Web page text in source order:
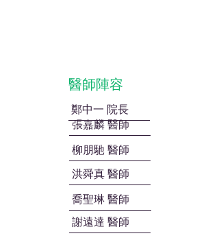
醫師陣容
鄭中一 院長
張嘉麟 醫師
柳朋馳 醫師
洪舜真 醫師
喬聖琳 醫師
謝遠達 醫師